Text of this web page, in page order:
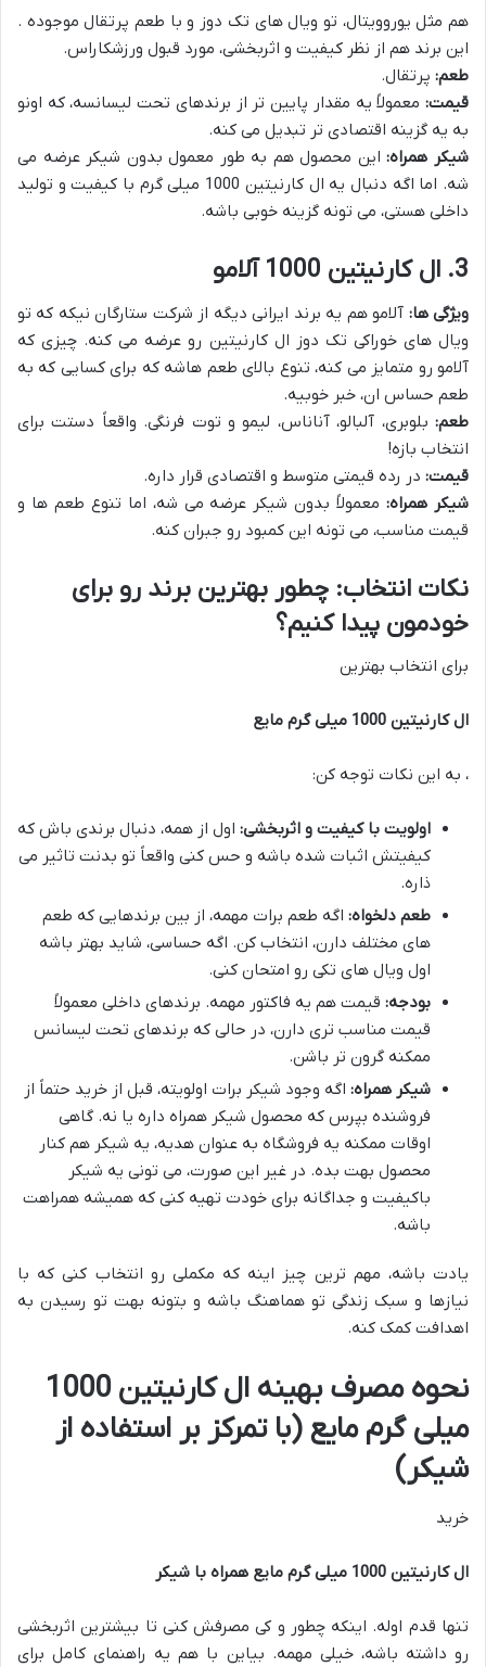
هم مثل یوروویتال، تو ویال های تک دوز و با طعم پرتقال موجوده .
این برند هم از نظر کیفیت و اثربخشی، مورد قبول ورزشکاراس.
طعم: پرتقال.
قیمت: معمولاً یه مقدار پایین تر از برندهای تحت لیسانسه، که اونو
به یه گزینه اقتصادی تر تبدیل می کنه.
شیکر همراه:این محصول هم به طور معمول بدون شیکر عرضه می
شه. اما اگه دنبال یه ال کارنیتین 1000 میلی گرم با کیفیت و تولید
داخلی هستی، می تونه گزینه خوبی باشه.
3. ال کارنیتین 1000 آلامو
ویژگی ها: آلامو هم یه برند ایرانی دیگه از شرکت ستارگان نیکه که تو
ویال های خوراکی تک دوز ال کارنیتین رو عرضه می کنه. چیزی که
آلامو رو متمایز می کنه، تنوع بالای طعم هاشه که برای کسایی که به
طعم حساس ان، خبر خوبیه.
طعم: بلوبری، آلبالو، آناناس، لیمو و توت فرنگی. واقعاً دستت برای
انتخاب بازه!
قیمت: در رده قیمتی متوسط و اقتصادی قرار داره.
شیکر همراه:معمولاً بدون شیکر عرضه می شه، اما تنوع طعم ها و
قیمت مناسب، می تونه این کمبود رو جبران کنه.
نکات انتخاب: چطور بهترین برند رو برای
خودمون پیدا کنیم؟
برای انتخاب بهترین
ال کارنیتین 1000 میلی گرم مایع
، به این نکات توجه کن:
اولویت با کیفیت و اثربخشی: اول از همه، دنبال برندی باش که
کیفیتش اثبات شده باشه و حس کنی واقعاً تو بدنت تاثیر می
ذاره.
طعم دلخواه: اگه طعم برات مهمه، از بین برندهایی که طعم
های مختلف دارن، انتخاب کن. اگه حساسی، شاید بهتر باشه
اول ویال های تکی رو امتحان کنی.
بودجه: قیمت هم یه فاکتور مهمه. برندهای داخلی معمولاً
قیمت مناسب تری دارن، در حالی که برندهای تحت لیسانس
ممکنه گرون تر باشن.
شیکر همراه: اگه وجود شیکر برات اولویته، قبل از خرید حتماً از
فروشنده بپرس که محصول شیکر همراه داره یا نه. گاهی
اوقات ممکنه یه فروشگاه به عنوان هدیه، یه شیکر هم کنار
محصول بهت بده. در غیر این صورت، می تونی یه شیکر
باکیفیت و جداگانه برای خودت تهیه کنی که همیشه همراهت
باشه.
یادت باشه، مهم ترین چیز اینه که مکملی رو انتخاب کنی که با
نیازها و سبک زندگی تو هماهنگ باشه و بتونه بهت تو رسیدن به
اهدافت کمک کنه.
نحوه مصرف بهینه ال کارنیتین 1000
میلی گرم مایع (با تمرکز بر استفاده از
شیکر)
خرید
ال کارنیتین 1000 میلی گرم مایع همراه با شیکر
تنها قدم اوله. اینکه چطور و کی مصرفش کنی تا بیشترین اثربخشی
رو داشته باشه، خیلی مهمه. بیاین با هم یه راهنمای کامل برای